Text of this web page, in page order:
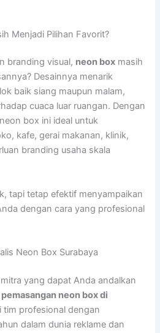
Menjadi Pilihan Favorit?
branding visual, neon box masih
Desainnya menarik
baik siang maupun malam,
cuaca luar ruangan. Dengan
box ini ideal untuk
kafe, gerai makanan, klinik,
branding usaha skala
tapi tetap efektif menyampaikan
dengan cara yang profesional
Neon Box Surabaya
yang dapat Anda andalkan
neon box di
tim profesional dengan
dalam dunia reklame dan